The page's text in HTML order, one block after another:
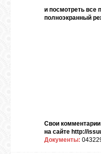
и посмотреть все
полноэкранный
Свои
на сайте http://
Документы: